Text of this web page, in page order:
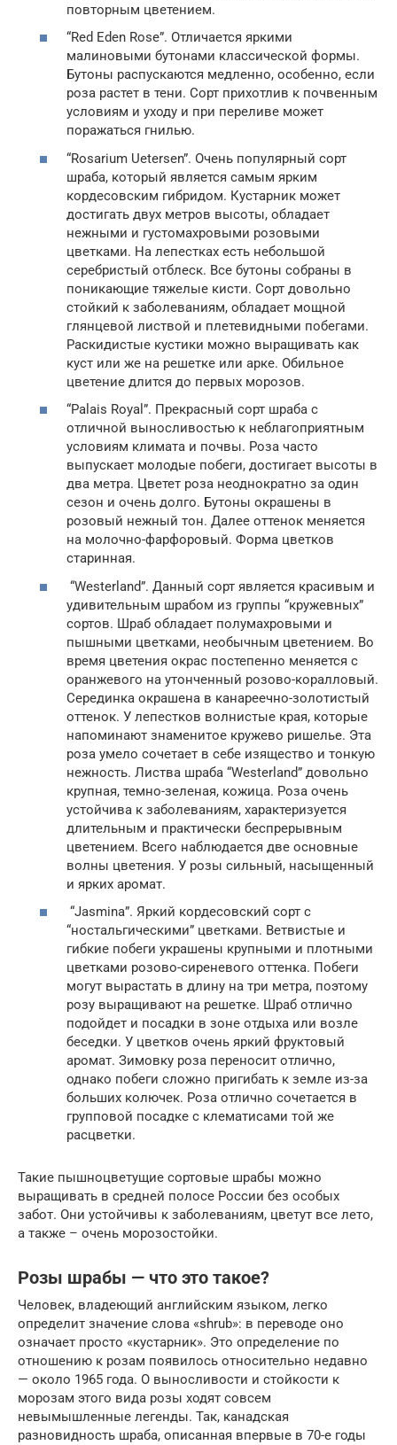
повторным цветением.
“Red Eden Rose”. Отличается яркими
малиновыми бутонами классической формы.
Бутоны распускаются медленно, особенно, если
роза растет в тени. Сорт прихотлив к почвенным
условиям и уходу и при переливе может
поражаться гнилью.
“Rosarium Uetersen”. Очень популярный сорт
шраба, который является самым ярким
кордесовским гибридом. Кустарник может
достигать двух метров высоты, обладает
нежными и густомахровыми розовыми
цветками. На лепестках есть небольшой
серебристый отблеск. Все бутоны собраны в
поникающие тяжелые кисти. Сорт довольно
стойкий к заболеваниям, обладает мощной
глянцевой листвой и плетевидными побегами.
Раскидистые кустики можно выращивать как
куст или же на решетке или арке. Обильное
цветение длится до первых морозов.
“Palais Royal”. Прекрасный сорт шраба с
отличной выносливостью к неблагоприятным
условиям климата и почвы. Роза часто
выпускает молодые побеги, достигает высоты в
два метра. Цветет роза неоднократно за один
сезон и очень долго. Бутоны окрашены в
розовый нежный тон. Далее оттенок меняется
на молочно-фарфоровый. Форма цветков
старинная.
“Westerland”. Данный сорт является красивым и
удивительным шрабом из группы “кружевных”
сортов. Шраб обладает полумахровыми и
пышными цветками, необычным цветением. Во
время цветения окрас постепенно меняется с
оранжевого на утонченный розово-коралловый.
Серединка окрашена в канареечно-золотистый
оттенок. У лепестков волнистые края, которые
напоминают знаменитое кружево ришелье. Эта
роза умело сочетает в себе изящество и тонкую
нежность. Листва шраба “Westerland” довольно
крупная, темно-зеленая, кожица. Роза очень
устойчива к заболеваниям, характеризуется
длительным и практически беспрерывным
цветением. Всего наблюдается две основные
волны цветения. У розы сильный, насыщенный
и ярких аромат.
“Jasmina”. Яркий кордесовский сорт с
“ностальгическими” цветками. Ветвистые и
гибкие побеги украшены крупными и плотными
цветками розово-сиреневого оттенка. Побеги
могут вырастать в длину на три метра, поэтому
розу выращивают на решетке. Шраб отлично
подойдет и посадки в зоне отдыха или возле
беседки. У цветков очень яркий фруктовый
аромат. Зимовку роза переносит отлично,
однако побеги сложно пригибать к земле из-за
больших колючек. Роза отлично сочетается в
групповой посадке с клематисами той же
расцветки.
Такие пышноцветущие сортовые шрабы можно
выращивать в средней полосе России без особых
забот. Они устойчивы к заболеваниям, цветут все лето,
а также – очень морозостойки.
Розы шрабы — что это такое?
Человек, владеющий английским языком, легко
определит значение слова «shrub»: в переводе оно
означает просто «кустарник». Это определение по
отношению к розам появилось относительно недавно
— около 1965 года. О выносливости и стойкости к
морозам этого вида розы ходят совсем
невымышленные легенды. Так, канадская
разновидность шраба, описанная впервые в 70-е годы